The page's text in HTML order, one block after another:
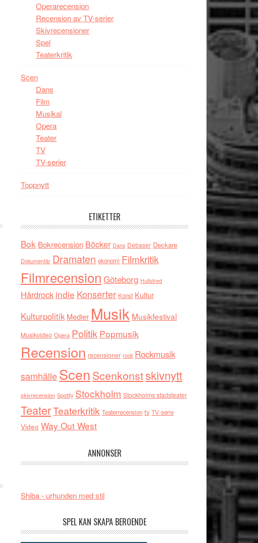
Operarecension
Recension av TV-serier
Skivrecensioner
Spel
Teaterkritik
Scen
Dans
Film
Musikal
Opera
Teater
TV
TV-serier
Toppnytt
ETIKETTER
Bok Bokrecension Böcker Dans Debaser Deckare
Dokumentär Dramaten ekonomi Filmkritik
Filmrecension Göteborg Hultsfred
Hårdrock indie Konserter Konst Kultur
Kulturpolitik Medier Musik Musikfestival
Musikvideo Opera Politik Popmusik
Recension recensioner rock Rockmusik
samhälleScen Scenkonstskivnytt
skivrecension Spotify Stockholm Stockholms stadsteater
TeaterTeaterkritik Teaterrecension tv TV-serie
Video Way Out West
ANNONSER
Shiba - urhunden med stil
SPEL KAN SKAPA BEROENDE